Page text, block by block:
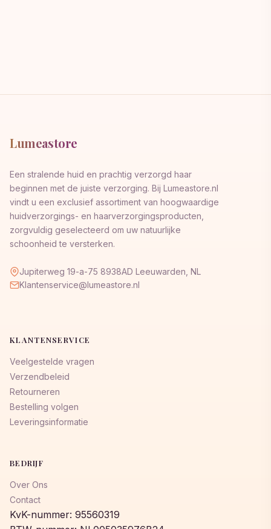
Lumeastore
Een stralende huid en prachtig verzorgd haar
beginnen met de juiste verzorging. Bij Lumeastore.nl
vindt u een exclusief assortiment van hoogwaardige
huidverzorgings- en haarverzorgingsproducten,
zorgvuldig geselecteerd om uw natuurlijke
schoonheid te versterken.
Jupiterweg 19-a-75 8938AD Leeuwarden, NL
Klantenservice@lumeastore.nl
KLANTENSERVICE
Veelgestelde vragen
Verzendbeleid
Retourneren
Bestelling volgen
Leveringsinformatie
BEDRIJF
Over Ons
Contact
KvK-nummer: 95560319